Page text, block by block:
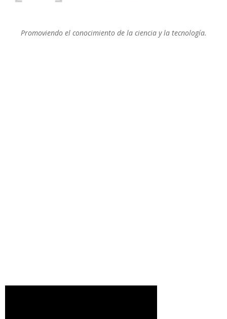
Promoviendo el conocimiento de la ciencia y la tecnología.